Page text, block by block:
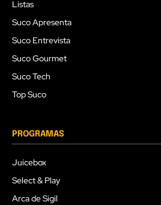
Listas
Suco Apresenta
Suco Entrevista
Suco Gourmet
Suco Tech
Top Suco
PROGRAMAS
Juicebox
Select & Play
Arca de Sigil